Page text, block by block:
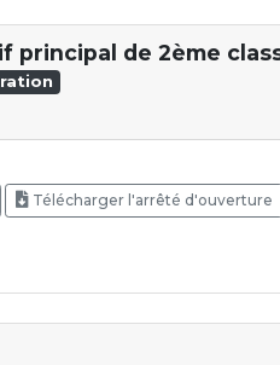
principal de 2ème
Télécharger l'arrêté d'ouverture